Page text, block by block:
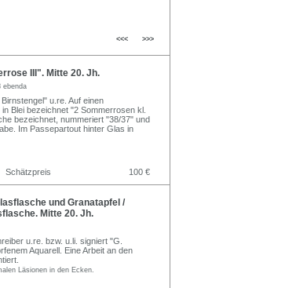
<<< >>>
III". Mitte 20. Jh.
ebenda
u.re. Auf einen
Blei bezeichnet "2 Sommerrosen kl.
bezeichnet, nummeriert "38/37" und
Im Passepartout hinter Glas in
Schätzpreis 100 €
und Granatapfel /
Mitte 20. Jh.
u.re. bzw. u.li. signiert "G.
Aquarell. Eine Arbeit an den
Läsionen in den Ecken.